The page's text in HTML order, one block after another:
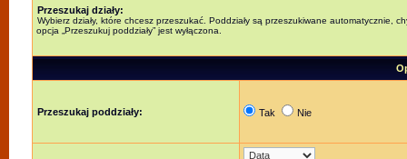
Przeszukaj działy:
Wybierz działy, które chcesz przeszukać. Poddziały są przeszukiwane automatycznie,
opcja „Przeszukuj poddziały” jest wyłączona.
Przeszukaj poddziały: Tak Nie